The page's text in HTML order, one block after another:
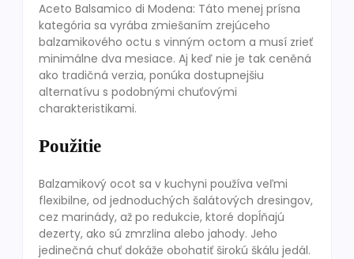
Aceto Balsamico di Modena: Táto menej prísna
kategória sa vyrába zmiešaním zrejúceho
balzamikového octu s vinným octom a musí zrieť
minimálne dva mesiace. Aj keď nie je tak ceněná
ako tradičná verzia, ponúka dostupnejšiu
alternatívu s podobnými chuťovými
charakteristikami.
Použitie
Balzamikový ocot sa v kuchyni používa veľmi
flexibilne, od jednoduchých šalátových dresingov,
cez marinády, až po redukcie, ktoré dopĺňajú
dezerty, ako sú zmrzlina alebo jahody. Jeho
jedinečná chuť dokáže obohatiť širokú škálu jedál.